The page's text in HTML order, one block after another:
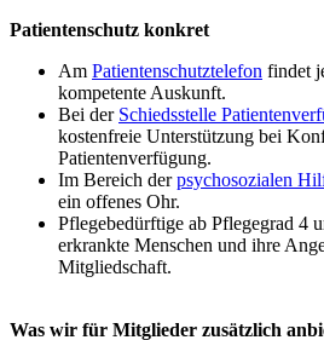
Patientenschutz konkret
Am Patientenschutztelefon findet
kompetente Auskunft.
Bei der Schiedsstelle
kostenfreie Unterstützung bei
Patientenverfügung.
Im Bereich derpsychosozialen
ein offenes Ohr.
Pflegebedürftige ab Pflegegrad 4
erkrankte Menschen und ihre
Mitgliedschaft.
Was wir für Mitglieder zusätzlich